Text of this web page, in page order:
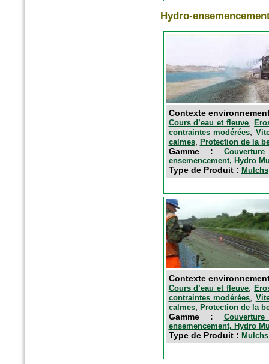
Hydro-
Contexte
Cours d’eau et fleuve ,
contraintes modérées
calmes, Protection de la
Gamme :
ensemencement, Hydro
Type de Produit : Mulchs
Contexte
Cours d’eau et fleuve ,
contraintes modérées
calmes, Protection de la
Gamme :
ensemencement, Hydro
Type de Produit : Mulchs